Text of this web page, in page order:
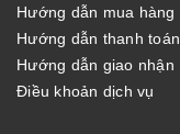
Hướng dẫn mua hàng
Hướng dẫn thanh toán
Hướng dẫn giao nhận
Điều khoản dịch vụ